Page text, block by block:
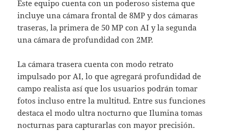
Este equipo cuenta con un poderoso sistema que
incluye una cámara frontal de 8MP y dos cámaras
traseras, la primera de 50 MP con AI y la segunda
una cámara de profundidad con 2MP.
La cámara trasera cuenta con modo retrato
impulsado por AI, lo que agregará profundidad de
campo realista así que los usuarios podrán tomar
fotos incluso entre la multitud. Entre sus funciones
destaca el modo ultra nocturno que Ilumina tomas
nocturnas para capturarlas con mayor precisión.